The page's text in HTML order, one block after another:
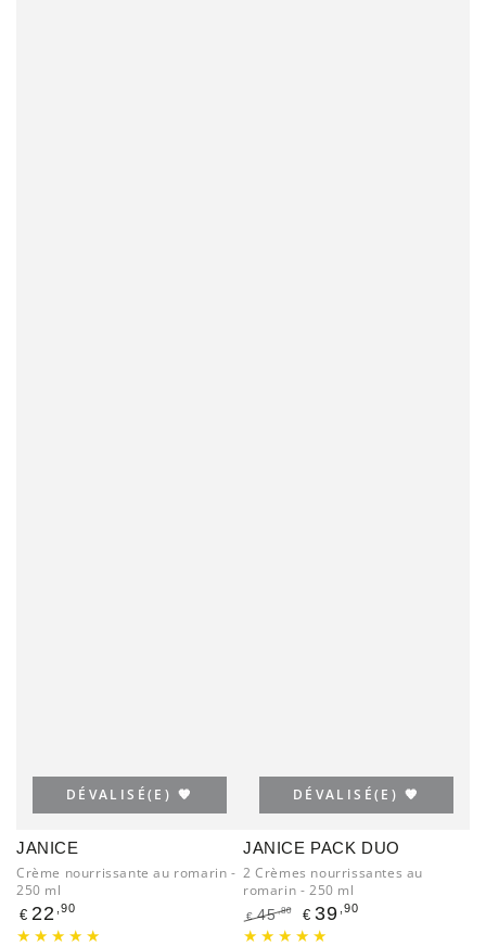
JANICE
Crème nourrissante au romarin -
250 ml
Prix
normal
€ 22 ,90
DÉVALISÉ(E) 🧡
JANICE PACK DUO
2 Crèmes nourrissantes au
romarin - 250 ml
Prix
€ 45,80
Prix
€ 39 ,90
DÉVALISÉ(E) 🧡